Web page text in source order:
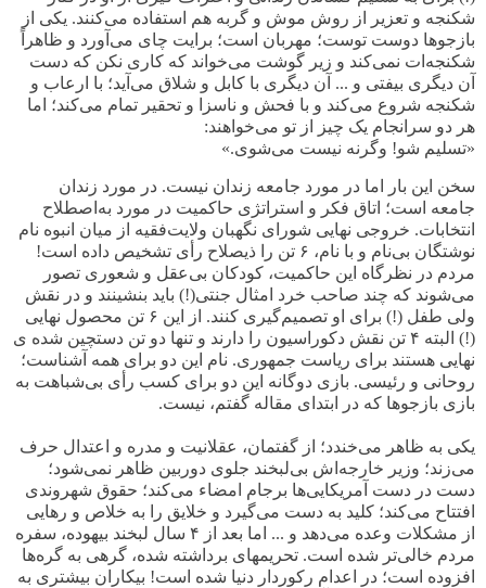
شکنجه و تعزیر از روش موش و گربه هم استفاده می‌کنند. یکی از
بازجوها دوست توست؛ مهربان است؛ برایت چای می‌آورد و ظاهراً
شکنجه‌ات نمی‌کند و زیر گوشت می‌خواند که کاری نکن که دست
آن دیگری بیفتی و ... آن دیگری با کابل و شلاق می‌آید؛ با ارعاب و
شکنجه شروع می‌کند و با فحش و ناسزا و تحقیر تمام می‌کند؛ اما
هر دو سرانجام یک چیز از تو می‌خواهند:
«تسلیم شو! وگرنه نیست می‌شوی.»
سخن این بار اما در مورد جامعه زندان نیست. در مورد زندان
جامعه است؛ اتاق فکر و استراتژی حاکمیت در مورد به‌اصطلاح
انتخابات. خروجی نهایی شورای نگهبان ولایت‌فقیه از میان انبوه نام
نوشتگان بی‌نام و با نام، ۶ تن را ذیصلاح رأی تشخیص داده است!
مردم در نظرگاه این حاکمیت، کودکان بی‌عقل و شعوری تصور
می‌شوند که چند صاحب خرد امثال جنتی(!) باید بنشینند و در نقش
ولی طفل (!) برای او تصمیم‌گیری کنند. از این ۶ تن محصول نهایی
(!) البته ۴ تن نقش دکوراسیون را دارند و تنها دو تن دستچین شده ی
نهایی هستند برای ریاست جمهوری. نام این دو برای همه آشناست؛
روحانی و رئیسی. بازی دوگانه این دو برای کسب رأی بی‌شباهت به
بازی بازجوها که در ابتدای مقاله گفتم، نیست.
یکی به ظاهر می‌خندد؛ از گفتمان، عقلانیت و مدره و اعتدال حرف
می‌زند؛ وزیر خارجه‌اش بی‌لبخند جلوی دوربین ظاهر نمی‌شود؛
دست در دست آمریکایی‌ها برجام امضاء می‌کند؛ حقوق شهروندی
افتتاح می‌کند؛ کلید به دست می‌گیرد و خلایق را به خلاص و رهایی
از مشکلات وعده می‌دهد و ... اما بعد از ۴ سال لبخند بیهوده، سفره
مردم خالی‌تر شده است. تحریمهای برداشته شده، گرهی به گره‌ها
افزوده است؛ در اعدام رکوردار دنیا شده است! بیکاران بیشتری به